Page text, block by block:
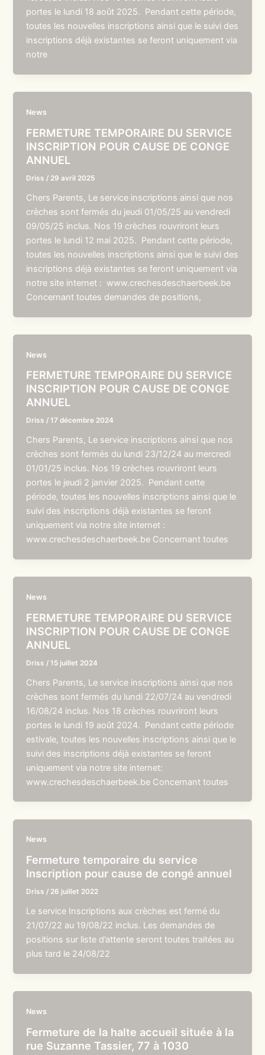
portes le lundi 18 août 2025. Pendant cette période,
toutes les nouvelles inscriptions ainsi que le suivi des
inscriptions déjà existantes se feront uniquement via
notre
News
FERMETURE TEMPORAIRE DU SERVICE
INSCRIPTION POUR CAUSE DE CONGE
ANNUEL
Driss / 29 avril 2025
Chers Parents, Le service inscriptions ainsi que nos
crèches sont fermés du jeudi 01/05/25 au vendredi
09/05/25 inclus. Nos 19 crèches rouvriront leurs
portes le lundi 12 mai 2025. Pendant cette période,
toutes les nouvelles inscriptions ainsi que le suivi des
inscriptions déjà existantes se feront uniquement via
notre site internet : www.crechesdeschaerbeek.be
Concernant toutes demandes de positions,
News
FERMETURE TEMPORAIRE DU SERVICE
INSCRIPTION POUR CAUSE DE CONGE
ANNUEL
Driss /17 décembre 2024
Chers Parents, Le service inscriptions ainsi que nos
crèches sont fermés du lundi 23/12/24 au mercredi
01/01/25 inclus. Nos 19 crèches rouvriront leurs
portes le jeudi 2 janvier 2025. Pendant cette
période, toutes les nouvelles inscriptions ainsi que le
suivi des inscriptions déjà existantes se feront
uniquement via notre site internet :
www.crechesdeschaerbeek.be Concernant toutes
News
FERMETURE TEMPORAIRE DU SERVICE
INSCRIPTION POUR CAUSE DE CONGE
ANNUEL
Driss /15 juillet 2024
Chers Parents, Le service inscriptions ainsi que nos
crèches sont fermés du lundi 22/07/24 au vendredi
16/08/24 inclus. Nos 18 crèches rouvriront leurs
portes le lundi 19 août 2024. Pendant cette période
estivale, toutes les nouvelles inscriptions ainsi que le
suivi des inscriptions déjà existantes se feront
uniquement via notre site internet:
www.crechesdeschaerbeek.be Concernant toutes
News
Fermeture temporaire du service
Inscription pour cause de congé annuel
Driss / 26 juillet 2022
Le service Inscriptions aux crèches est fermé du
21/07/22 au 19/08/22 inclus. Les demandes de
positions sur liste d’attente seront toutes traitées au
plus tard le 24/08/22
News
Fermeture de la halte accueil située à la
rue Suzanne Tassier, 77 à 1030